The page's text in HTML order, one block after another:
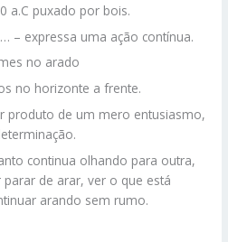
a.C puxado por bois.
– expressa uma ação contínua.
no arado
no horizonte a frente.
produto de um mero entusiasmo,
continua olhando para outra,
de arar, ver o que está
arando sem rumo.